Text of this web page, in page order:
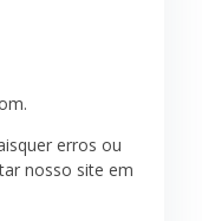
erros ou
nosso site em